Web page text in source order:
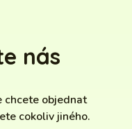
nás
chcete objednat
cokoliv jiného.